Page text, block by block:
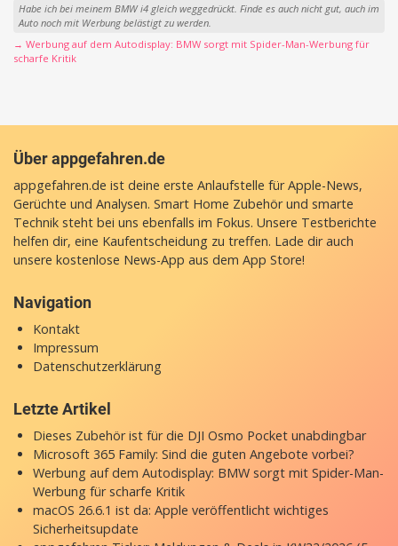
Habe ich bei meinem BMW i4 gleich weggedrückt. Finde es auch nicht gut, auch im
Auto noch mit Werbung belästigt zu werden.
→ Werbung auf dem Autodisplay: BMW sorgt mit Spider-Man-Werbung für
scharfe Kritik
Über appgefahren.de
appgefahren.de ist deine erste Anlaufstelle für Apple-News,
Gerüchte und Analysen. Smart Home Zubehör und smarte
Technik steht bei uns ebenfalls im Fokus. Unsere Testberichte
helfen dir, eine Kaufentscheidung zu treffen. Lade dir auch
unsere kostenlose News-App aus dem App Store!
Navigation
Kontakt
Impressum
Datenschutzerklärung
Letzte Artikel
Dieses Zubehör ist für die DJI Osmo Pocket unabdingbar
Microsoft 365 Family: Sind die guten Angebote vorbei?
Werbung auf dem Autodisplay: BMW sorgt mit Spider-Man-
Werbung für scharfe Kritik
macOS 26.6.1 ist da: Apple veröffentlicht wichtiges
Sicherheitsupdate